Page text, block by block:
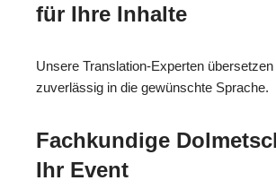
für Ihre Inhalte
Unsere Translation-Experten übersetzen
zuverlässig in die gewünschte Sprache.
Fachkundige
Ihr Event